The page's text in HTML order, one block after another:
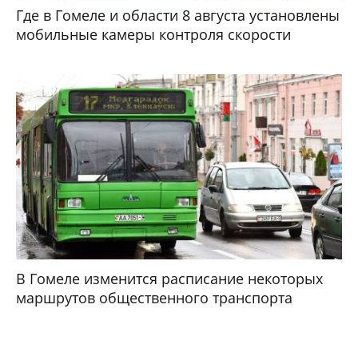
Где в Гомеле и области 8 августа установлены
мобильные камеры контроля скорости
В Гомеле изменится расписание некоторых
маршрутов общественного транспорта